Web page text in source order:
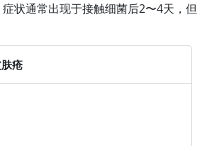
状通常出现于接触细菌后2〜4天，但
疮